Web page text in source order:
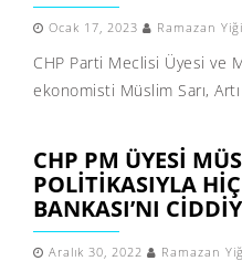
Ocak 17, 2023 Ramazan
CHP Parti Meclisi Üyesi ve
ekonomisti Müslim Sarı, Artı
CHP PM ÜYESI
POLITIKASIYLA
BANKASI’NI
Aralık 30, 2022 Ramazan